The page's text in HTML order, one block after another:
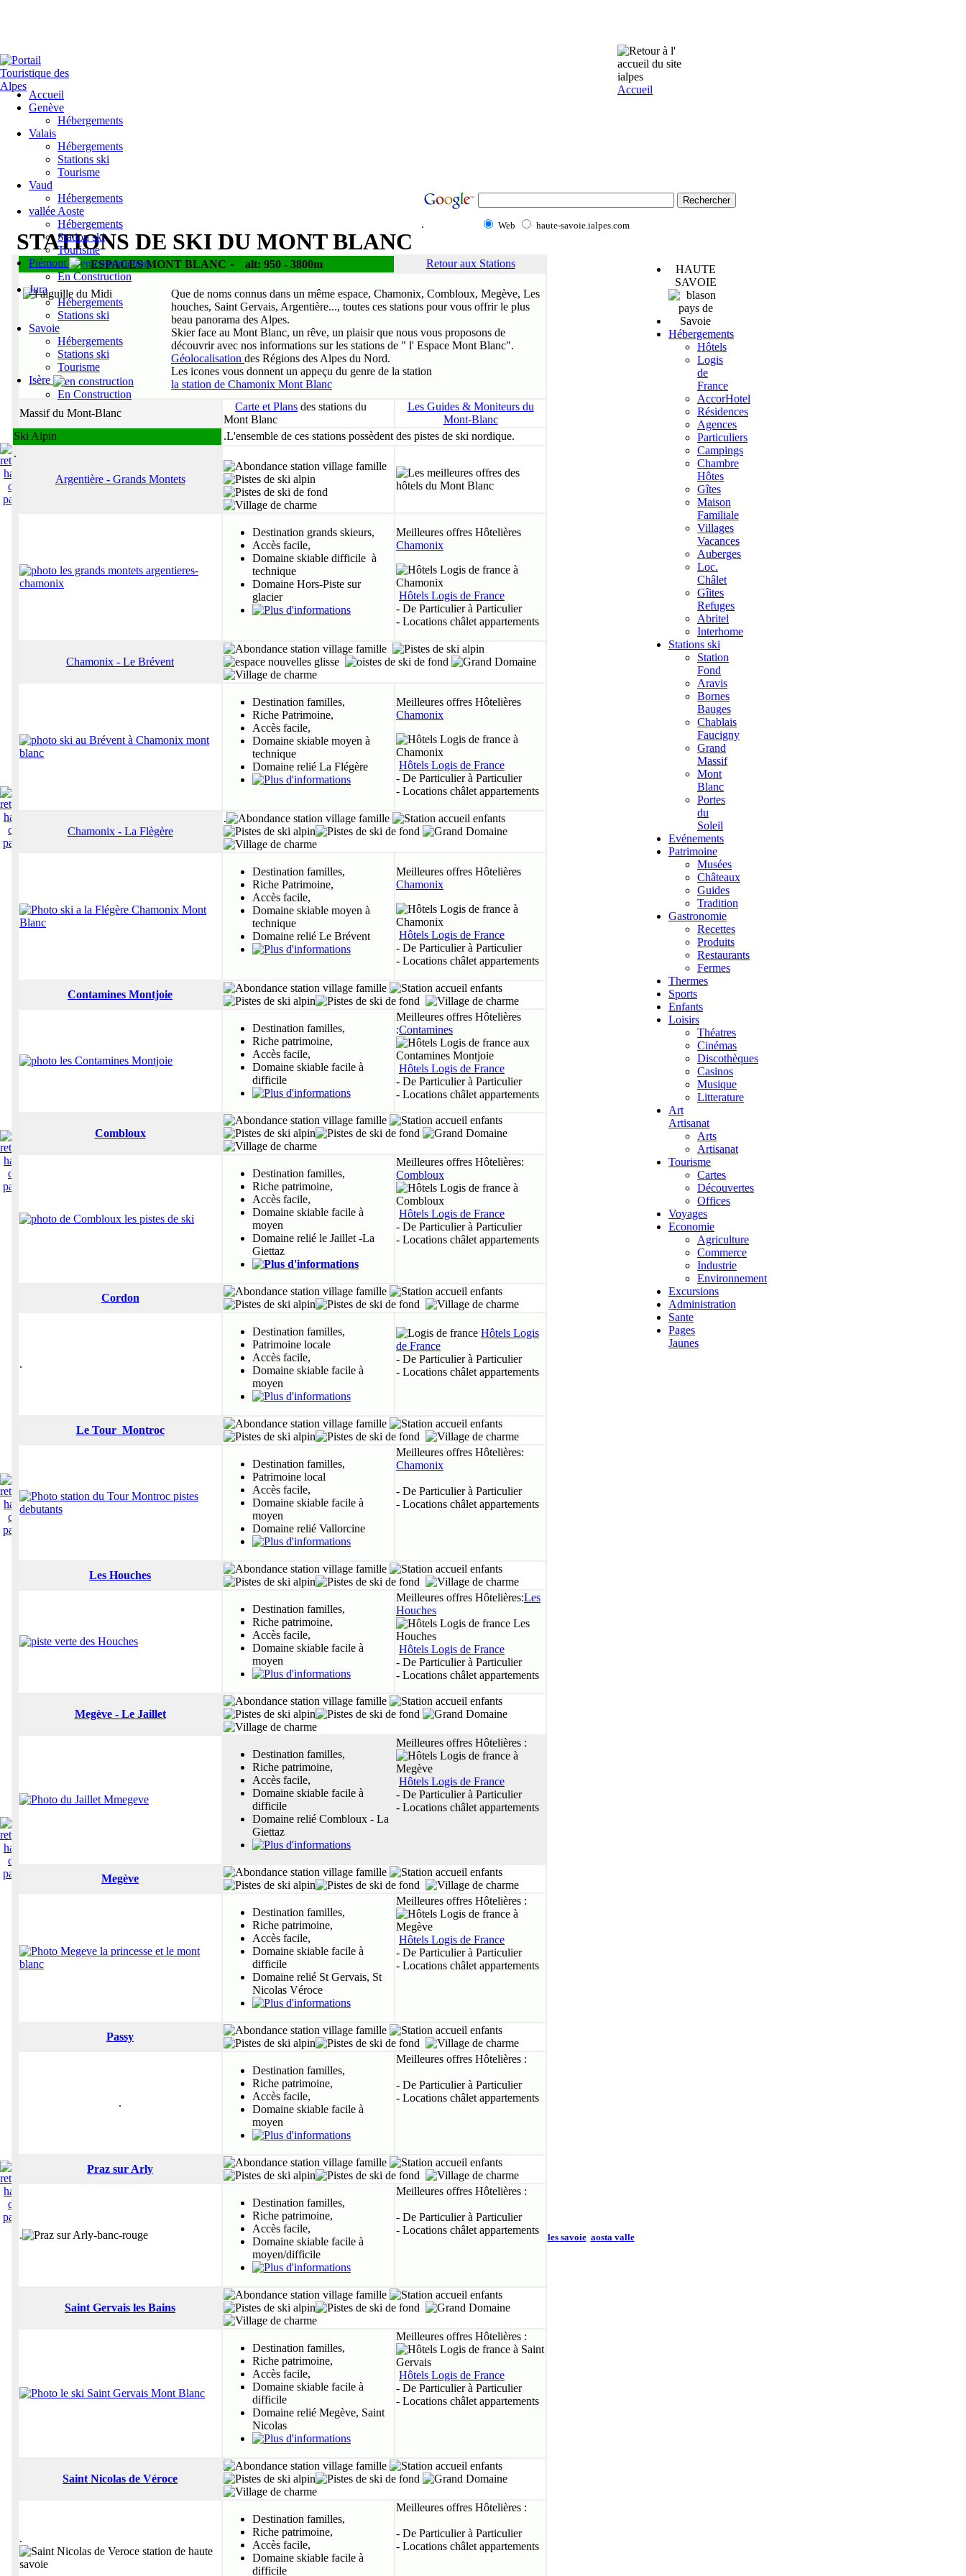
ialpes.com aoste haute-savoie isère geneve valais jura Travels-Voyages alpes-images les savoie aosta valle
Administration Mentions Légales
. Web haute-savoie.ialpes.com
HAUTE
SAVOIE
Hébergements
Hôtels
Logis
de
France
AccorHotel
Résidences
Agences
Particuliers
Campings
Chambre
Hôtes
Gîtes
Maison
Familiale
Villages
Vacances
Auberges
Loc.
Châlet
Gîites
Refuges
Abritel
Interhome
Stations ski
Station
Fond
Aravis
Bornes
Bauges
Chablais
Faucigny
Grand
Massif
Mont
Blanc
Portes
du
Soleil
Evénements
Patrimoine
Musées
Châteaux
Guides
Tradition
Gastronomie
Recettes
Produits
Restaurants
Fermes
Thermes
Sports
Enfants
Loisirs
Théatres
Cinémas
Discothèques
Casinos
Musique
Litterature
Art
Artisanat
Arts
Artisanat
Tourisme
Cartes
Découvertes
Offices
Voyages
Economie
Agriculture
Commerce
Industrie
Environnement
Excursions
Administration
Sante
Pages
Jaunes
STATIONS DE SKI DU MONT BLANC
Les Stations de l' Espace mont Blanc
ESPACES MONT BLANC - alt: 950 - 3800m Retour aux Stations
Que de noms connus dans un même espace, Chamonix, Combloux, Megève, Les
houches, Saint Gervais, Argentière..., toutes ces stations pour vous offrir le plus
beau panorama des Alpes.
Skier face au Mont Blanc, un rêve, un plaisir que nous vous proposons de
découvrir avec nos informations sur les stations de " l' Espace Mont Blanc".
Géolocalisation des Régions des Alpes du Nord.
Les icones vous donnent un appeçu du genre de la station
la station de Chamonix Mont Blanc
Massif du Mont-Blanc
Carte et Plans des stations du
Mont Blanc
Les Guides & Moniteurs du
Mont-Blanc
Ski Alpin
.L'ensemble de ces stations possèdent des pistes de ski nordique.
.
Argentière - Grands Montets
Destination grands skieurs,
Accès facile,
Domaine skiable difficile à
technique
Domaine Hors-Piste sur
glacier
Meilleures offres Hôtelières
Chamonix
Hôtels Logis de France
- De Particulier à Particulier
- Locations châlet appartements
Chamonix - Le Brévent
Destination familles,
Riche Patrimoine,
Accès facile,
Domaine skiable moyen à
technique
Domaine relié La Flégère
Meilleures offres Hôtelières
Chamonix
Hôtels Logis de France
- De Particulier à Particulier
- Locations châlet appartements
Chamonix - La Flègère
.
Destination familles,
Riche Patrimoine,
Accès facile,
Domaine skiable moyen à
technique
Domaine relié Le Brévent
Meilleures offres Hôtelières
Chamonix
Hôtels Logis de France
- De Particulier à Particulier
- Locations châlet appartements
Contamines Montjoie
Destination familles,
Riche patrimoine,
Accès facile,
Domaine skiable facile à
difficile
Meilleures offres Hôtelières
:Contamines
Hôtels Logis de France
- De Particulier à Particulier
- Locations châlet appartements
Combloux
Destination familles,
Riche patrimoine,
Accès facile,
Domaine skiable facile à
moyen
Domaine relié le Jaillet -La
Giettaz
Meilleures offres Hôtelières:
Combloux
Hôtels Logis de France
- De Particulier à Particulier
- Locations châlet appartements
Cordon
.
Destination familles,
Patrimoine locale
Accès facile,
Domaine skiable facile à
moyen
Hôtels Logis
de France
- De Particulier à Particulier
- Locations châlet appartements
Le Tour Montroc
Destination familles,
Patrimoine local
Accès facile,
Domaine skiable facile à
moyen
Domaine relié Vallorcine
Meilleures offres Hôtelières:
Chamonix
- De Particulier à Particulier
- Locations châlet appartements
Les Houches
Destination familles,
Riche patrimoine,
Accès facile,
Domaine skiable facile à
moyen
Meilleures offres Hôtelières:Les
Houches
Hôtels Logis de France
- De Particulier à Particulier
- Locations châlet appartements
Megève - Le Jaillet
Destination familles,
Riche patrimoine,
Accès facile,
Domaine skiable facile à
difficile
Domaine relié Combloux - La
Giettaz
Meilleures offres Hôtelières :
Hôtels Logis de France
- De Particulier à Particulier
- Locations châlet appartements
Megève
Destination familles,
Riche patrimoine,
Accès facile,
Domaine skiable facile à
difficile
Domaine relié St Gervais, St
Nicolas Véroce
Meilleures offres Hôtelières :
Hôtels Logis de France
- De Particulier à Particulier
- Locations châlet appartements
Passy
.
Destination familles,
Riche patrimoine,
Accès facile,
Domaine skiable facile à
moyen
Meilleures offres Hôtelières :
- De Particulier à Particulier
- Locations châlet appartements
Praz sur Arly
.
Destination familles,
Riche patrimoine,
Accès facile,
Domaine skiable facile à
moyen/difficile
Meilleures offres Hôtelières :
- De Particulier à Particulier
- Locations châlet appartements
Saint Gervais les Bains
Destination familles,
Riche patrimoine,
Accès facile,
Domaine skiable facile à
difficile
Domaine relié Megève, Saint
Nicolas
Meilleures offres Hôtelières :
Hôtels Logis de France
- De Particulier à Particulier
- Locations châlet appartements
Saint Nicolas de Véroce
.
Destination familles,
Riche patrimoine,
Accès facile,
Domaine skiable facile à
difficile
Meilleures offres Hôtelières :
- De Particulier à Particulier
- Locations châlet appartements
Accueil
Genève
Hébergements
Valais
Hébergements
Stations ski
Tourisme
Vaud
Hébergements
vallée Aoste
Hébergements
Station ski
Tourisme
Piémont
En Construction
Jura
Hébergements
Stations ski
Savoie
Hébergements
Stations ski
Tourisme
Isère
En Construction
Accueil